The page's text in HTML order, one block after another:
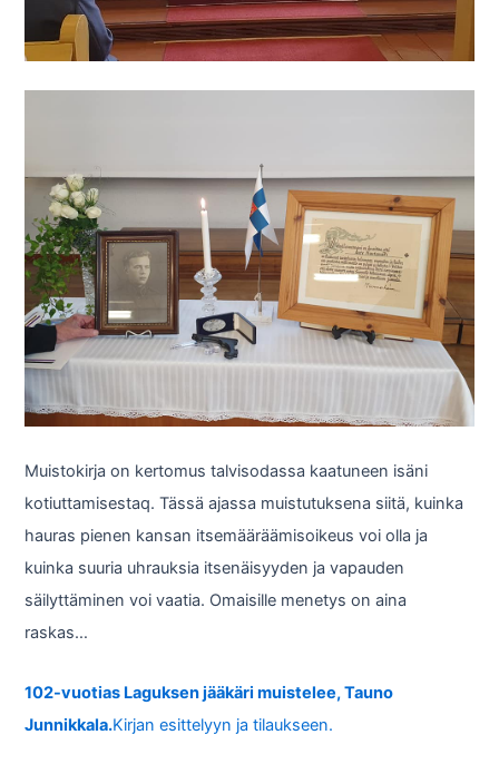
Muistokirja on kertomus talvisodassa kaatuneen isäni
kotiuttamisestaq. Tässä ajassa muistutuksena siitä, kuinka
hauras pienen kansan itsemääräämisoikeus voi olla ja
kuinka suuria uhrauksia itsenäisyyden ja vapauden
säilyttäminen voi vaatia. Omaisille menetys on aina
raskas…
102-vuotias Laguksen jääkäri muistelee, Tauno
Junnikkala.Kirjan esittelyyn ja tilaukseen.